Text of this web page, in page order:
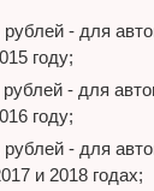
- для
году;
- для
году;
- для
и 2018 годах;